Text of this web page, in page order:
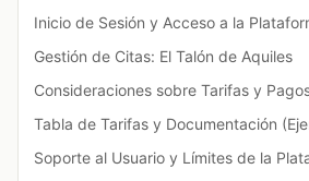
Inicio de Sesión y Acceso a la
Gestión de Citas: El Talón de Aquiles
Consideraciones sobre Tarifas y
Tabla de Tarifas y Documentación
Soporte al Usuario y Límites de la